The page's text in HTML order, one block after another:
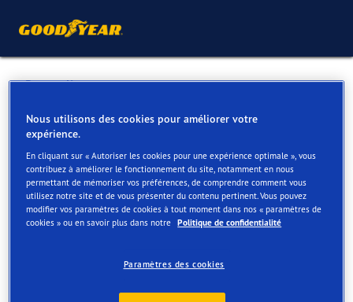
Retour liste
CONVENTS MEELBERGHS
Services disponibles en ligne et en magasin
Contact Services
Nous utilisons des cookies pour améliorer votre
expérience.
En cliquant sur « Autoriser les cookies pour une expérience optimale », vous
contribuez à améliorer le fonctionnement du site, notamment en nous
permettant de mémoriser vos préférences, de comprendre comment vous
utilisez notre site et de vous présenter du contenu pertinent. Vous pouvez
modifier vos paramètres de cookies à tout moment dans nos « paramètres de
cookies » ou en savoir plus dans notre Politique de confidentialité
Paramètres des cookies